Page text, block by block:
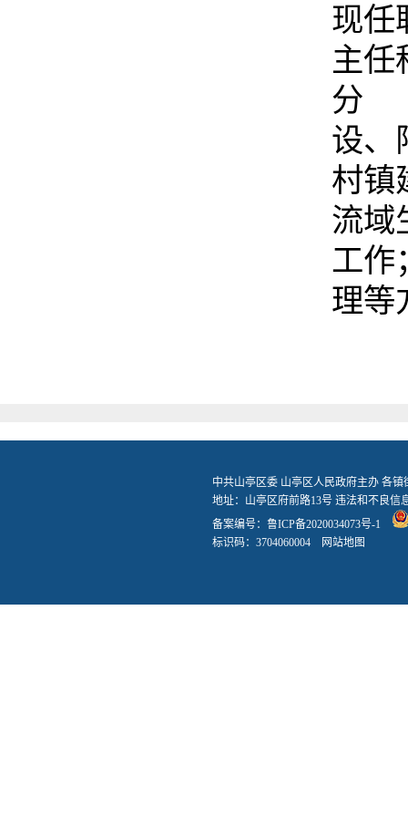
现任
主任
分
设、
村镇
流域
工作
理等
中共山亭区委 山亭区人民政府主办 各
地址：山亭区府前路13号 违法和不良信
备案编号： 鲁ICP备2020034073号-1
标识码：3704060004 网站地图